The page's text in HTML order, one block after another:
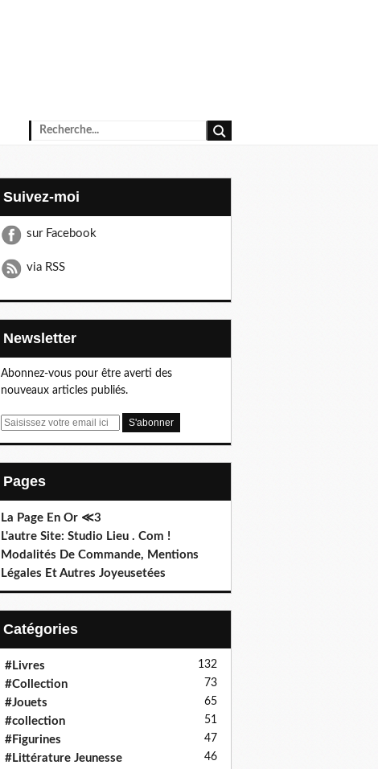
Suivez-moi
sur Facebook
via RSS
Newsletter
Abonnez-vous pour être averti des
nouveaux articles publiés.
E
Pages
La Page En Or ≪3
L'autre Site: Studio Lieu . Com !
Modalités De Commande, Mentions
Légales Et Autres Joyeusetées
Catégories
#Livres 132
#Collection 73
#Jouets 65
#collection 51
#Figurines 47
#Littérature Jeunesse 46